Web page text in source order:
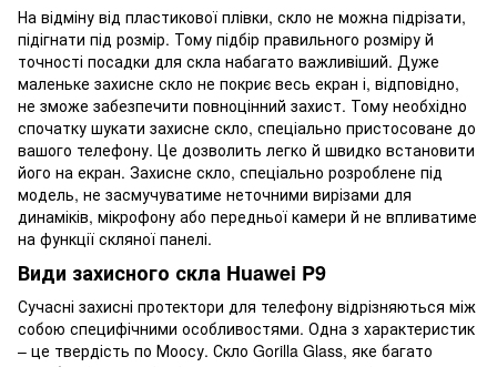
На відміну від пластикової плівки, скло не можна підрізати,
підігнати під розмір. Тому підбір правильного розміру й
точності посадки для скла набагато важливіший. Дуже
маленьке захисне скло не покриє весь екран і, відповідно,
не зможе забезпечити повноцінний захист. Тому необхідно
спочатку шукати захисне скло, спеціально пристосоване до
вашого телефону. Це дозволить легко й швидко встановити
його на екран. Захисне скло, спеціально розроблене під
модель, не засмучуватиме неточними вирізами для
динаміків, мікрофону або передньої камери й не впливатиме
на функції скляної панелі.
Види захисного скла Huawei P9
Сучасні захисні протектори для телефону відрізняються між
собою специфічними особливостями. Одна з характеристик
– це твердість по Моосу. Скло Gorilla Glass, яке багато